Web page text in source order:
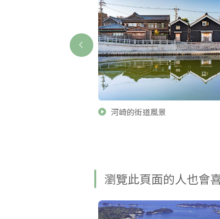
河崎的街道風景
瀏覽此頁面的人也會